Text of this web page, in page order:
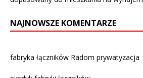
NAJNOWSZE KOMENTARZE
fabryka łączników Radom prywatyzacja